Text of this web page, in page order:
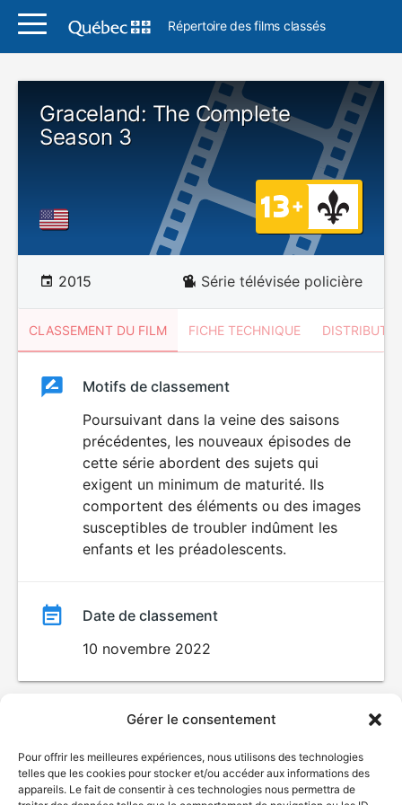
Gérer le consentement
Pour offrir les meilleures expériences, nous utilisons des technologies
telles que les cookies pour stocker et/ou accéder aux informations des
appareils. Le fait de consentir à ces technologies nous permettra de
Répertoire des films classés
Graceland: The Complete
Season 3
2015 Série télévisée policière
CLASSEMENT DU FILM FICHE TECHNIQUE
ClassementClassement
Motifs de classement
Poursuivant dans la veine des saisons
précédentes, les nouveaux épisodes de
cette série abordent des sujets qui
exigent un minimum de maturité. Ils
comportent des éléments ou des images
susceptibles de troubler indûment les
enfants et les préadolescents.
Date de classement
10 novembre 2022